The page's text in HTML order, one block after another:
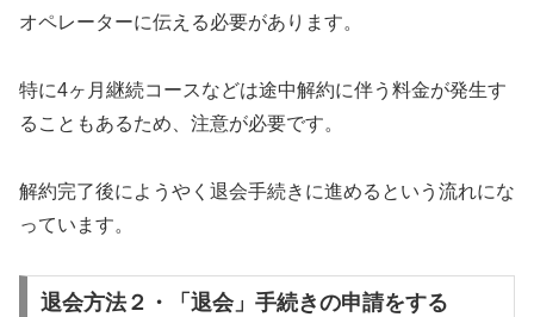
オペレーターに伝える必要があります。
特に4ヶ月継続コースなどは途中解約に伴う料金が発生す
ることもあるため、注意が必要です。
解約完了後にようやく退会手続きに進めるという流れにな
っています。
退会方法２・「退会」手続きの申請をする